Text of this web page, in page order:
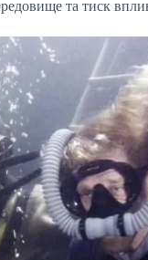
та тиск